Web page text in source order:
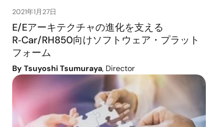
2021年1月27日
E/Eアーキテクチャの進化を支える
R‑Car/RH850向けソフトウェア・プラット
フォーム
By Tsuyoshi Tsumuraya, Director